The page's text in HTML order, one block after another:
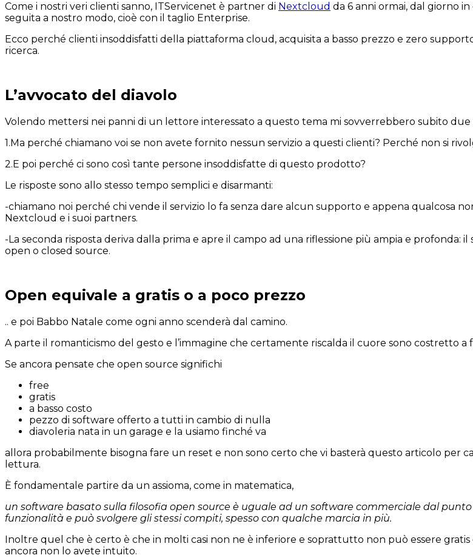
Come i nostri veri clienti sanno, ITServicenet è partner di Nextcloud da 6 anni ormai, dal giorno
seguita a nostro modo, cioè con il taglio Enterprise.
Ecco perché clienti insoddisfatti della piattaforma cloud, acquisita a basso prezzo e zero
ricerca.
L’avvocato del diavolo
Volendo mettersi nei panni di un lettore interessato a questo tema mi sovverrebbero subito due
1.Ma perché chiamano voi se non avete fornito nessun servizio a questi clienti? Perché non si
2.E poi perché ci sono così tante persone insoddisfatte di questo prodotto?
Le risposte sono allo stesso tempo semplici e disarmanti:
-chiamano noi perché chi vende il servizio lo fa senza dare alcun supporto e appena qualcosa
Nextcloud e i suoi partners.
-La seconda risposta deriva dalla prima e apre il campo ad una riflessione più ampia e
open o closed source.
Open equivale a gratis o a poco prezzo
.. e poi Babbo Natale come ogni anno scenderà dal camino.
A parte il romanticismo del gesto e l’immagine che certamente riscalda il cuore sono costretto
Se ancora pensate che open source significhi
free
gratis
a basso costo
pezzo di software offerto a tutti in cambio di nulla
diavoleria nata in un garage e la usiamo finché va
allora probabilmente bisogna fare un reset e non sono certo che vi basterà questo articolo per
lettura.
È fondamentale partire da un assioma, come in matematica,
un software basato sulla filosofia open source è uguale ad un software commerciale dal
funzionalità e può svolgere gli stessi compiti, spesso con qualche marcia in più.
Inoltre quel che è certo è che in molti casi non ne è inferiore e soprattutto non può essere
ancora non lo avete intuito.